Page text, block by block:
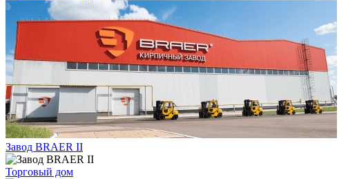
Завод BRAER II
Торговый дом